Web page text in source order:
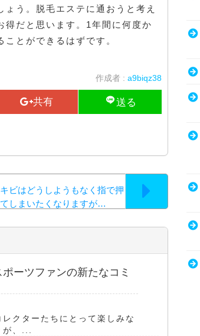
う。脱毛エステに通おうと考え
得だと思います。1年間に何度か
とができるはずです。
作成者 : a9biqz38
ビはどうしようもなく指で押
しまいたくなりますが…
ーツファンの新たなコミ
クターたちにとって楽しみな
、...